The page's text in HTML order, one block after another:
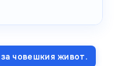
човешкия живот.